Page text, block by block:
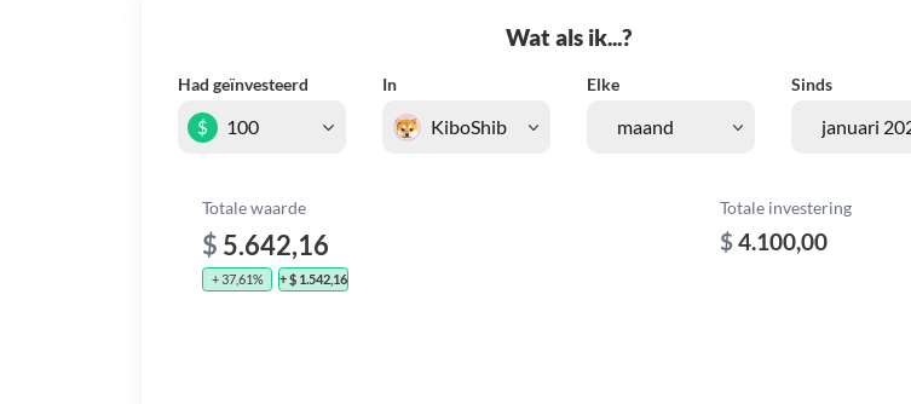
Wat als ik...?
Had geïnvesteerd In Elke Sinds
$
Totale waarde
$ 5.642,16
+ 37,61% + $ 1.542,16
Totale investering
$4.100,00